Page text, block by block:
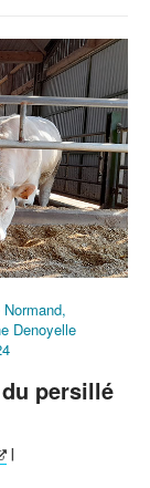
Denoyelle
persillé
|